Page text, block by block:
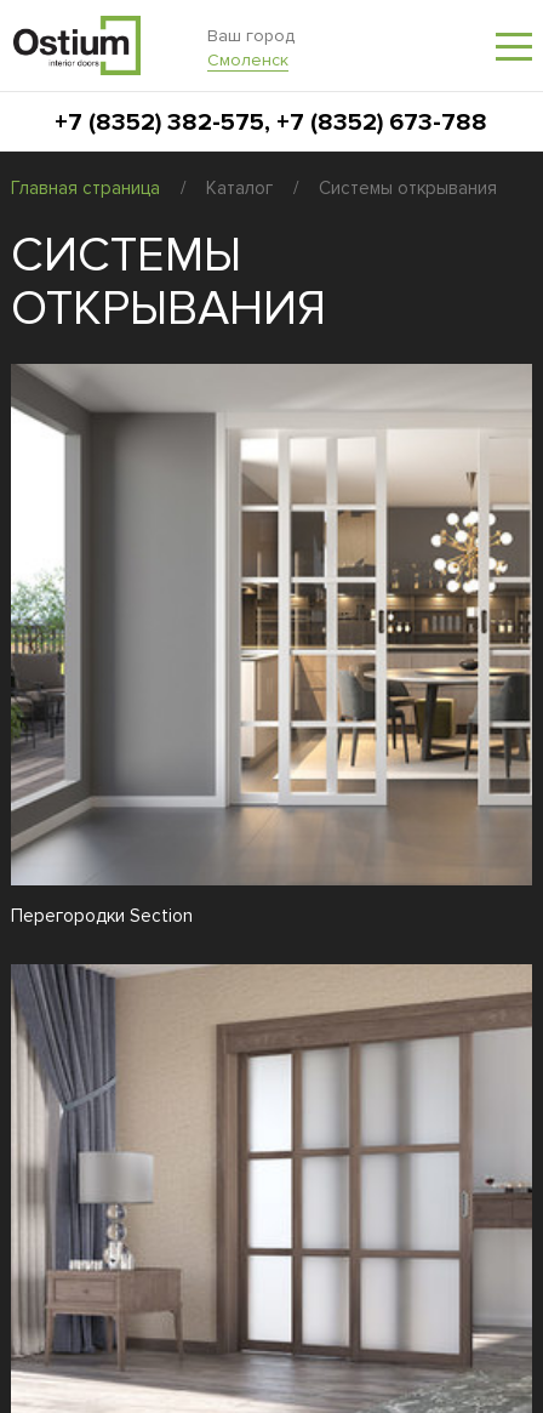
Ваш город
Смоленск
+7 (8352) 382-575, +7 (8352) 673-788
Главная страница / Каталог / Системы открывания
СИСТЕМЫ
ОТКРЫВАНИЯ
Перегородки Section